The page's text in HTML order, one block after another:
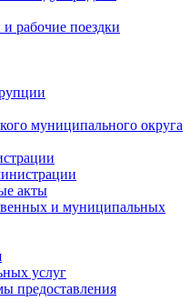
рабочие поездки
муниципального округа
акты
и муниципальных
услуг
предоставления